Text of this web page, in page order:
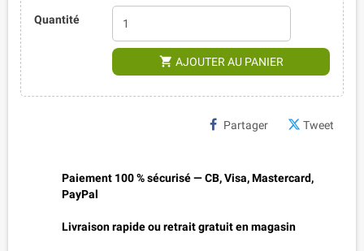
Quantité
shopping_cart AJOUTER AU PANIER
Partager Tweet
Paiement 100 % sécurisé — CB, Visa, Mastercard,
PayPal
Livraison rapide ou retrait gratuit en magasin